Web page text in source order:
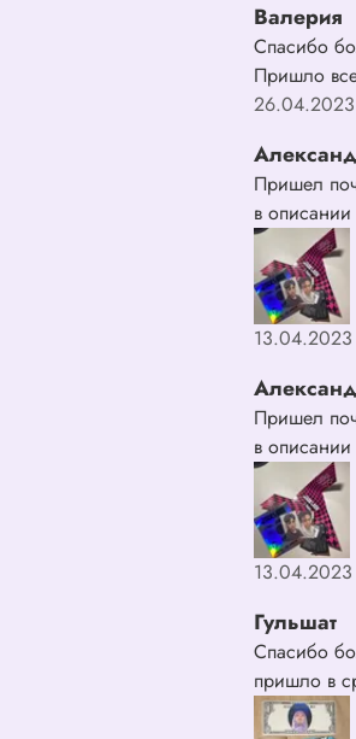
Валерия
Спасибо
Пришло
Пришел
в описании
Пришел
в описании
Гульшат
Спасибо
пришло в